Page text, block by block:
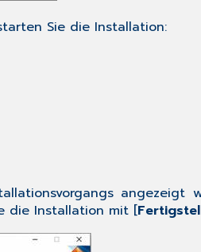
Sie die Installation:
die Installation mit [